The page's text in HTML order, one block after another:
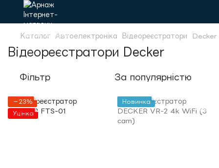
Каталог Автоелектроніка Відеореєстратори Decker
Відеореєстратори Decker
Фільтр За популярністю
−23%
Уцінка
Новинка